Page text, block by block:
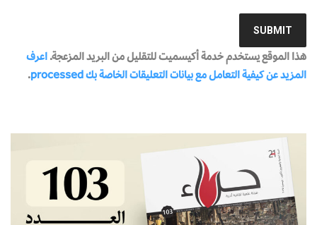
هذا الموقع يستخدم خدمة أكيسميت للتقليل من البريد المزعجة. اعرف
المزيد عن كيفية التعامل مع بيانات التعليقات الخاصة بك processed
.